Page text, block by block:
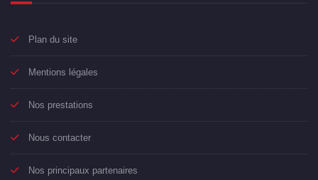
Plan du site
Mentions légales
Nos prestations
Nous contacter
Nos principaux partenaires